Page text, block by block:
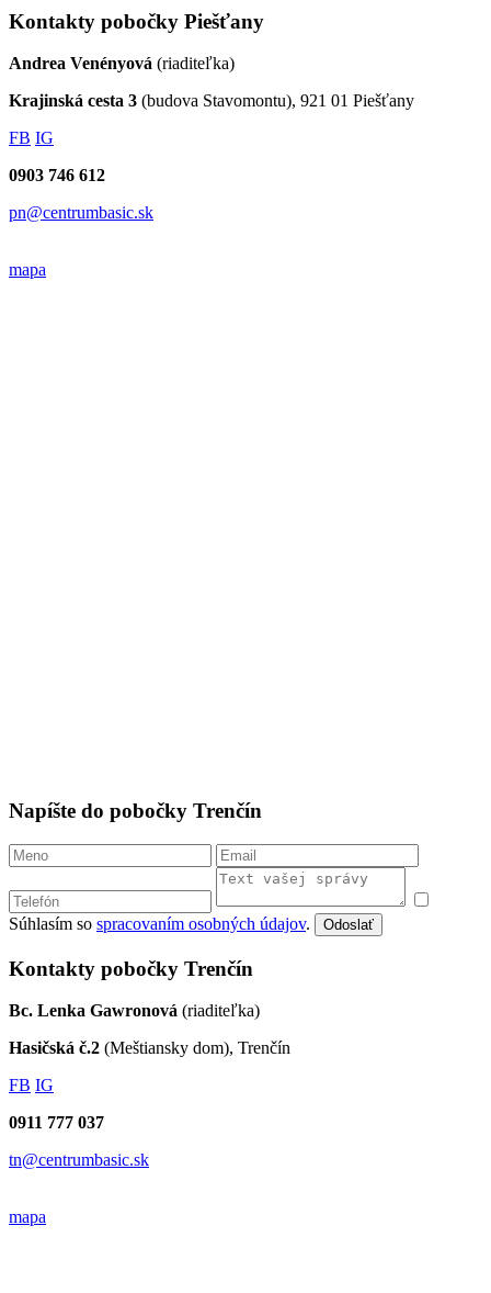
Kontakty pobočky Piešťany
Andrea Venényová (riaditeľka)
Krajinská cesta 3 (budova Stavomontu), 921 01 Piešťany
FB IG
0903 746 612
pn@centrumbasic.sk
mapa
Napíšte do pobočky Trenčín
Súhlasím so spracovaním osobných údajov. Odoslať
Kontakty pobočky Trenčín
Bc. Lenka Gawronová (riaditeľka)
Hasičská č.2 (Meštiansky dom), Trenčín
FB IG
0911 777 037
tn@centrumbasic.sk
mapa